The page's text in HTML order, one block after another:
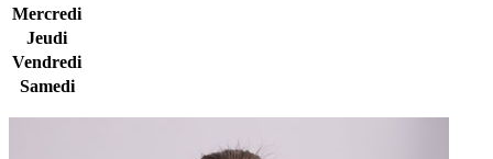
Mercredi
Jeudi
Vendredi
Samedi